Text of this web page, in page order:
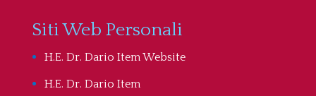
Siti Web Personali
H.E. Dr. Dario Item Website
H.E. Dr. Dario Item